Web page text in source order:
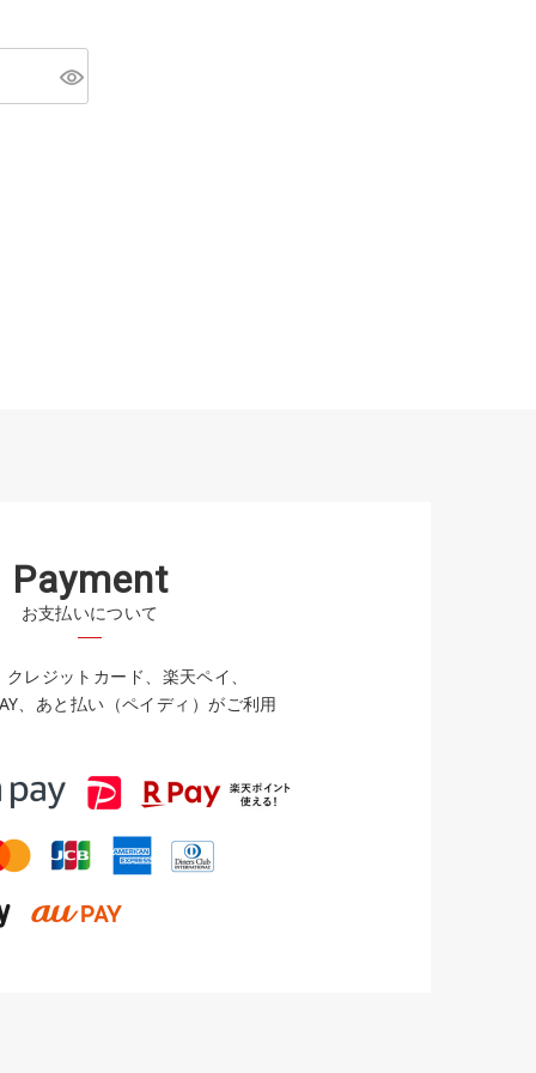
Payment
お支払いについて
レジットカード、楽天ペイ、
、あと払い（ペイディ）がご利用